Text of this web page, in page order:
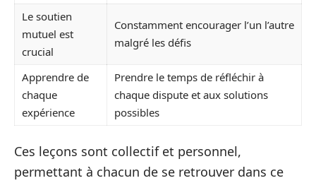
Le soutien
mutuel est
crucial
Constamment encourager l’un l’autre
malgré les défis
Apprendre de
chaque
expérience
Prendre le temps de réfléchir à
chaque dispute et aux solutions
possibles
Ces leçons sont collectif et personnel,
permettant à chacun de se retrouver dans ce